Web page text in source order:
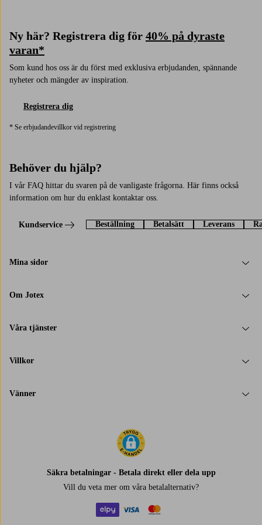
Ny här? Registrera dig för 40% på dyraste
varan*
Som kund hos oss är du först med exklusiva erbjudanden, spännande
nyheter och mängder av inspiration.
Registrera dig
* Se erbjudandevillkor vid registrering
Behöver du hjälp?
I vår FAQ hittar du svaren på de vanligaste frågorna. Här finns också
information om hur du enklast kontaktar oss.
Kundservice Beställning Betalsätt Leverans
Mina sidor
Om Jotex
Våra tjänster
Villkor
Vänner
Säkra betalningar - Betala direkt eller dela upp
Vill du veta mer om våra betalalternativ?